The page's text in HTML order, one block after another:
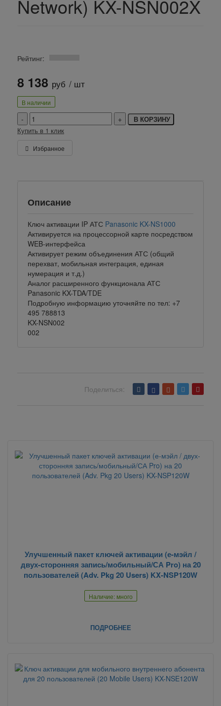
Network) KX-NSN002X
Рейтинг:
8 138 руб / шт
В наличии
В КОРЗИНУ
Купить в 1 клик
Избранное
Описание
Ключ активации IP АТС Panasonic KX-NS1000
Активируется на процессорной карте посредством
WEB-интерфейса
Активирует режим объединения АТС (общий
перехват, мобильная интеграция, единая
нумерация и т.д.)
Аналог расширенного функционала АТС
Panasonic KX-TDA/TDE
Подробную информацию уточняйте по тел: +7
495 788813
KX-NSN002
002
Поделиться:
Улучшенный пакет ключей активации (е-мэйл /
двух-сторонняя запись/мобильный/СА Pro) на 20
пользователей (Adv. Pkg 20 Users) KX-NSP120W
Наличие: много
ПОДРОБНЕЕ